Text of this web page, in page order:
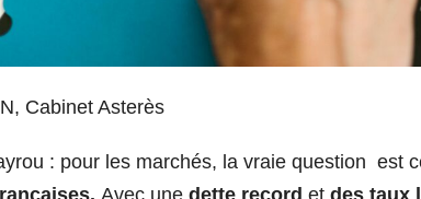
Cabinet Asterès
: pour les marchés, la vraie question est
Avec une dette record et des taux